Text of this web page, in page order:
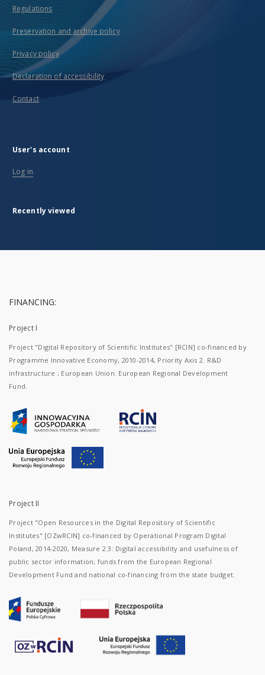
Regulations
Preservation and archive policy
Privacy policy
Declaration of accessibility
Contact
User's account
Log in
Recently viewed
FINANCING:
Project I
Project "Digital Repository of Scientific Institutes" [RCIN] co-financed by
Programme Innovative Economy, 2010-2014, Priority Axis 2. R&D
infrastructure ; European Union. European Regional Development
Fund.
Project II
Project "Open Resources in the Digital Repository of Scientific
Institutes" [OZwRCIN] co-financed by Operational Program Digital
Poland, 2014-2020, Measure 2.3: Digital accessibility and usefulness of
public sector information; funds from the European Regional
Development Fund and national co-financing from the state budget.